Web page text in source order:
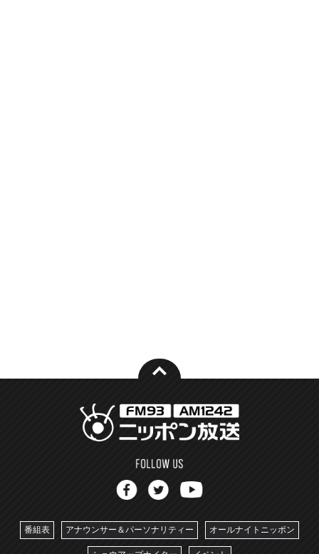
番組表 アナウンサー＆パーソナリティー オールナイトニッポン